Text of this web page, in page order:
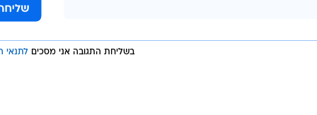
בשליחת התגובה אני מסכים לתנאי